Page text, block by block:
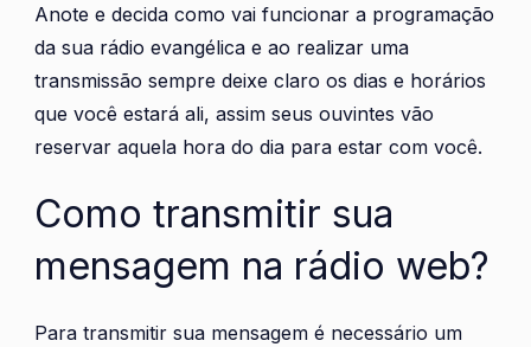
Anote e decida como vai funcionar a programação
da sua rádio evangélica e ao realizar uma
transmissão sempre deixe claro os dias e horários
que você estará ali, assim seus ouvintes vão
reservar aquela hora do dia para estar com você.
Como transmitir sua
mensagem na rádio web?
Para transmitir sua mensagem é necessário um